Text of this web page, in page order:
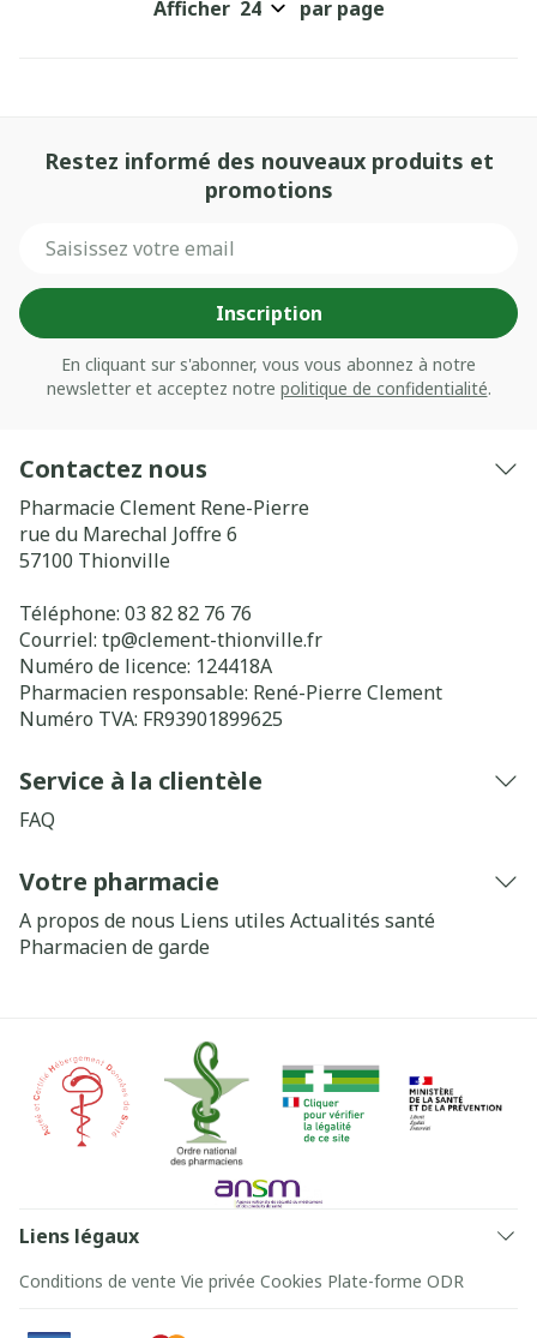
Afficher par page
Restez informé des nouveaux produits et
promotions
Inscription
En cliquant sur s'abonner, vous vous abonnez à notre
newsletter et acceptez notre politique de confidentialité.
Contactez nous
Pharmacie Clement Rene-Pierre
rue du Marechal Joffre 6
57100 Thionville
Téléphone: 03 82 82 76 76
Courriel: tp@clement-thionville.fr
Numéro de licence: 124418A
Pharmacien responsable: René-Pierre Clement
Numéro TVA: FR93901899625
Service à la clientèle
FAQ
Votre pharmacie
A propos de nous Liens utiles Actualités santé
Pharmacien de garde
Liens légaux
Conditions de vente Vie privée Cookies Plate-forme ODR